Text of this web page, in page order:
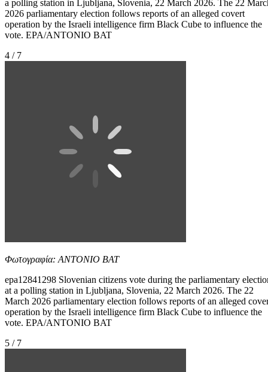
a polling station in Ljubljana, Slovenia, 22 March 2026. The 22
2026 parliamentary election follows reports of an alleged covert
operation by the Israeli intelligence firm Black Cube to influence the
vote. EPA/ANTONIO BAT
4 / 7
Φωτογραφία: ANTONIO BAT
epa12841298 Slovenian citizens vote during the parliamentary
at a polling station in Ljubljana, Slovenia, 22 March 2026. The 22
March 2026 parliamentary election follows reports of an alleged
operation by the Israeli intelligence firm Black Cube to influence the
vote. EPA/ANTONIO BAT
5 / 7